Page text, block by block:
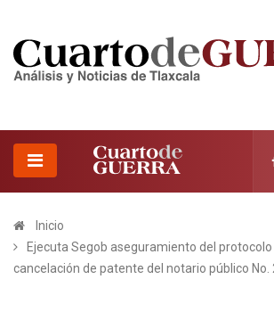
Inicio
Ejecuta Segob aseguramiento del
cancelación de patente del notario público No.